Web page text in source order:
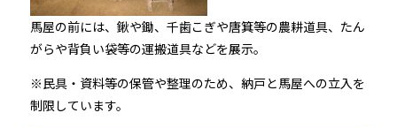
馬屋の前には、鍬や鋤、千歯こぎや唐箕等の農耕道具、たん
がらや背負い袋等の運搬道具などを展示。
※民具・資料等の保管や整理のため、納戸と馬屋への立入を
制限しています。